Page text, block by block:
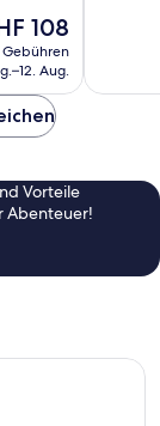
108
Aug.
Vorteile
Abenteuer!